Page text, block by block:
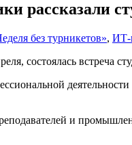
рассказали
без турникетов», ИТ-
состоялась встреча
и